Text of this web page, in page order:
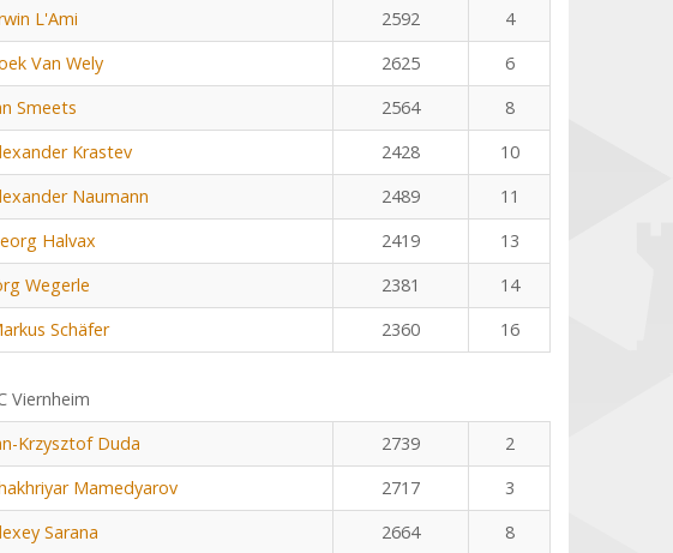
L'Ami 2592
4
Van Wely 2625
6
Smeets 2564
8
Krastev 2428
10
Naumann 2489
11
Halvax 2419
13
Wegerle 2381
14
Schäfer 2360 16
Viernheim
Krzysztof Duda 2739
2
Mamedyarov 2717
3
Sarana 2664
8